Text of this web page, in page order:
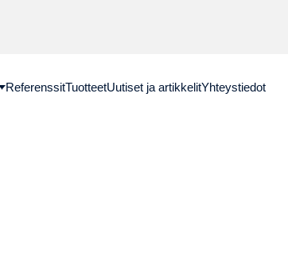
ReferenssitTuotteetUutiset ja artikkelitYhteystiedot